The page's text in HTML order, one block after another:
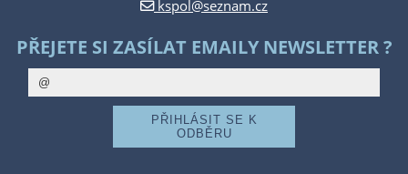
kspol@seznam.cz
PŘEJETE SI ZASÍLAT EMAILY NEWSLETTER ?